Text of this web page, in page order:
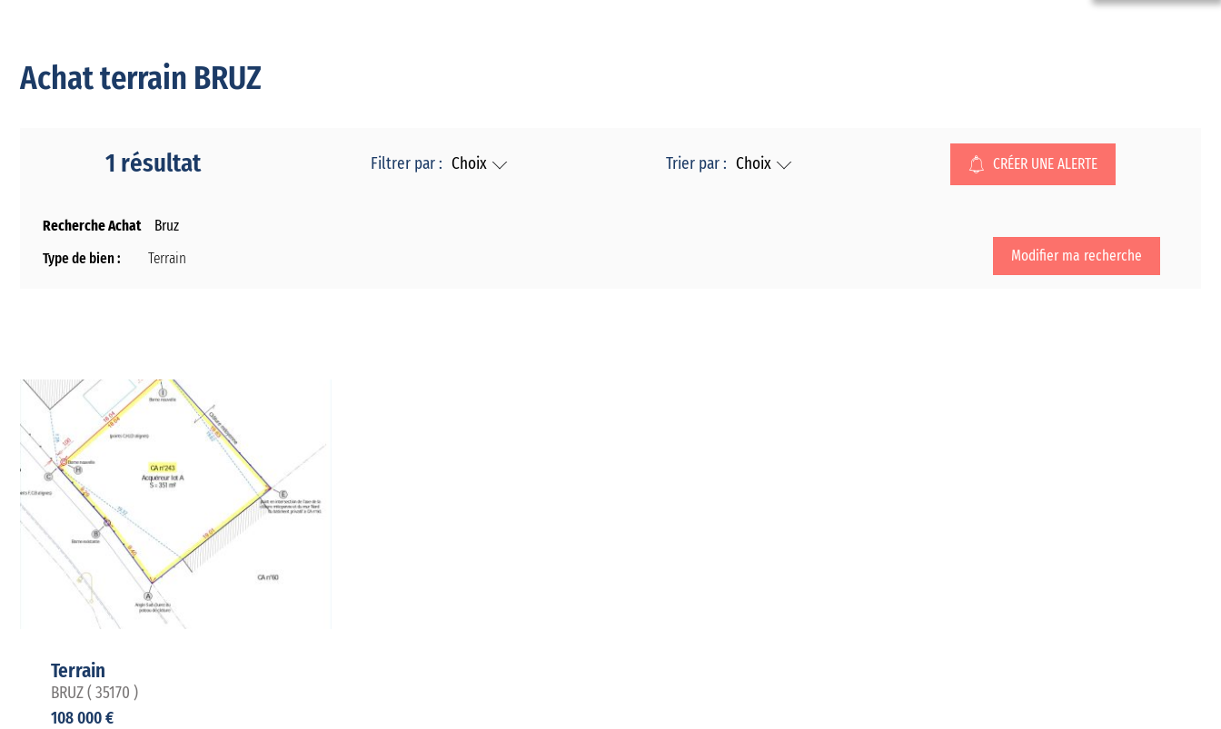
Achat terrain BRUZ
1 résultat Filtrer par : Choix Trier par : Choix CRÉER UNE ALERTE
Recherche Achat Bruz
Type de bien : Terrain Modifier ma recherche
Terrain
BRUZ ( 35170 )
108 000 €